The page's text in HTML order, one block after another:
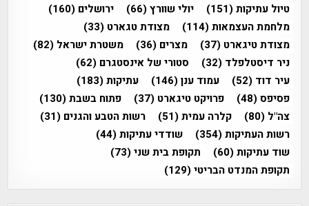
טיול עתיקות(151) יולי שוורץ(66) ירושלים (160)
מלחמת העצמאות(114) מצודת טגארט (33)
מצודת טיגארט (37) מצרים (36) משטרת ישראל (82)
ניר דיסטלפלד (32) סטורי של אינסטגרם (62)
עיר דוד (52) עמוד ענן(146) עתיקות(183)
פסיפס(48) פרויקט טיגארט (37) פתוח בשבת(130)
צה"ל (80) קלרה עמית(51) רשות הטבע והגנים (31)
רשות העתיקות(354) שודדי עתיקות(44)
שוד עתיקות(60) תקופת בית שני(73)
תקופת המנדט הבריטי(129)